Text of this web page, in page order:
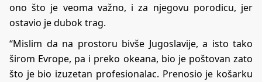
ono što je veoma važno, i za njegovu porodicu, jer
ostavio je dubok trag.
“Mislim da na prostoru bivše Jugoslavije, a isto tako
širom Evrope, pa i preko okeana, bio je poštovan zato
što je bio izuzetan profesionalac. Prenosio je košarku